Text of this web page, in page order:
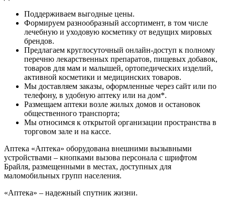
Поддерживаем выгодные цены.
Формируем разнообразный ассортимент, в том числе
лечебную и уходовую косметику от ведущих мировых
брендов.
Предлагаем круглосуточный онлайн-доступ к полному
перечню лекарственных препаратов, пищевых добавок,
товаров для мам и малышей, ортопедических изделий,
активной косметики и медицинских товаров.
Мы доставляем заказы, оформленные через сайт или по
телефону, в удобную аптеку или на дом*.
Размещаем аптеки возле жилых домов и остановок
общественного транспорта;
Мы относимся к открытой организации пространства в
торговом зале и на кассе.
Аптека «Аптека» оборудована внешними вызывными
устройствами – кнопками вызова персонала с шрифтом
Брайля, размещенными в местах, доступных для
маломобильных групп населения.
«Аптека» – надежный спутник жизни.